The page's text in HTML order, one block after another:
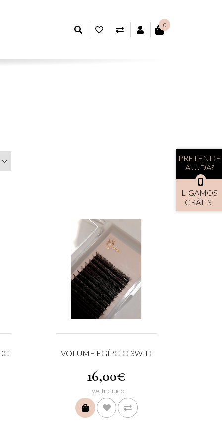
ARTIGOS FAVORITOS (0)
COMPARAR
CONTA DE CLIENTE
0
VOLUME EGÍPCIO 3W-D
16,00€
IVA Incluído
COMPRAR
PRETENDE
AJUDA?
LIGAMOS
GRÁTIS!